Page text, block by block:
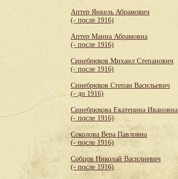
Аптер Янкель Абрамович
(- после 1916)
Аптер Манна Абрамовна
(- после 1916)
Синебрюхов Михаил Степанович
(- после 1916)
Синебрюхов Степан Васильевич
(- до 1916)
Синебрюхова Екатерина Ивановна
(- после 1916)
Соколова Вера Павловна
(- после 1916)
Собцов Николай Василиевич
(- после 1916)